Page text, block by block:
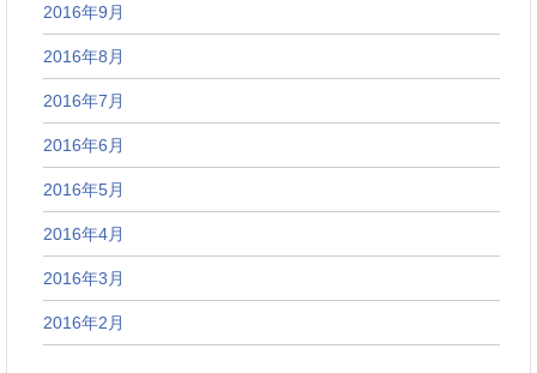
2016年9月
2016年8月
2016年7月
2016年6月
2016年5月
2016年4月
2016年3月
2016年2月